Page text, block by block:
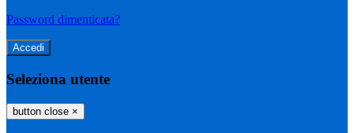
Password dimenticata?
Seleziona utente
button close ×